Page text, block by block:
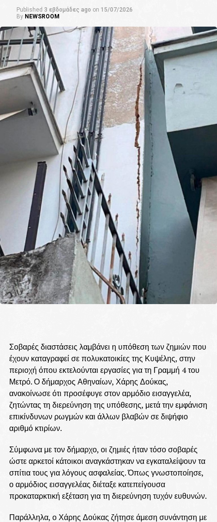
Published 3 εβδομάδες ago on 15/07/2026
By NEWSROOM
Σοβαρές διαστάσεις λαμβάνει η υπόθεση των ζημιών που
έχουν καταγραφεί σε πολυκατοικίες της Κυψέλης, στην
περιοχή όπου εκτελούνται εργασίες για τη Γραμμή 4 του
Μετρό. Ο δήμαρχος Αθηναίων, Χάρης Δούκας,
ανακοίνωσε ότι προσέφυγε στον αρμόδιο εισαγγελέα,
ζητώντας τη διερεύνηση της υπόθεσης, μετά την εμφάνιση
επικίνδυνων ρωγμών και άλλων βλαβών σε διψήφιο
αριθμό κτιρίων.
Σύμφωνα με τον δήμαρχο, οι ζημιές ήταν τόσο σοβαρές
ώστε αρκετοί κάτοικοι αναγκάστηκαν να εγκαταλείψουν τα
σπίτια τους για λόγους ασφαλείας. Όπως γνωστοποίησε,
ο αρμόδιος εισαγγελέας διέταξε κατεπείγουσα
προκαταρκτική εξέταση για τη διερεύνηση τυχόν ευθυνών.
Παράλληλα, ο Χάρης Δούκας ζήτησε άμεση συνάντηση με